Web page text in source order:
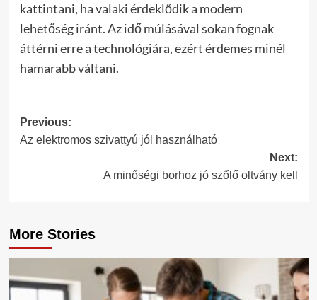
kattintani, ha valaki érdeklődik a modern
lehetőség iránt. Az idő múlásával sokan fognak
áttérni erre a technológiára, ezért érdemes minél
hamarabb váltani.
Post
navigation
Previous:
Az elektromos szivattyú jól használható
Next:
A minőségi borhoz jó szőlő oltvány kell
More Stories